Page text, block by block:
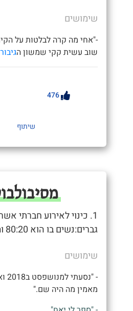
שימושים
-"אחי מה קרה לבלטות על
שוב עשית קקי שמשון הגיבור
476
שיתוף
1. כינוי לאירוע חברתי
גברים:נשים בו הוא 80:20 ומעלה.
שימושים
-
מאמין מה היה שם."